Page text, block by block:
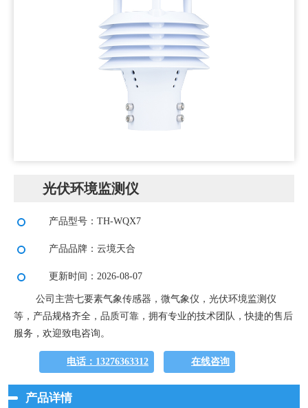
光伏环境监测仪
产品型号：TH-WQX7
产品品牌：云境天合
更新时间：2026-08-07
公司主营七要素气象传感器，微气象仪，光伏环境监测仪
等，产品规格齐全，品质可靠，拥有专业的技术团队，快捷的售后
服务，欢迎致电咨询。
电话：13276363312 在线咨询
产品详情